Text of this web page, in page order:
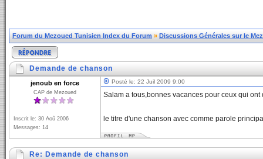
Forum du Mezoued Tunisien Index du Forum » Discussions Générales sur le
Demande de chanson
jenoub en force
CAP de Mezoued
Inscrit le: 30 Aoû 2006
Messages: 14
Posté le: 22 Juil 2009 9:00
Salam a tous,bonnes vacances pour ceux qui
le titre d'une chanson avec comme parole
Re: Demande de chanson